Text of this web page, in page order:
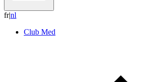
fr|nl
Club Med